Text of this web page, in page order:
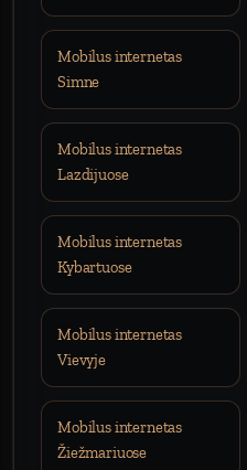
Mobilus internetas
Simne
Mobilus internetas
Lazdijuose
Mobilus internetas
Kybartuose
Mobilus internetas
Vievyje
Mobilus internetas
Žiežmariuose